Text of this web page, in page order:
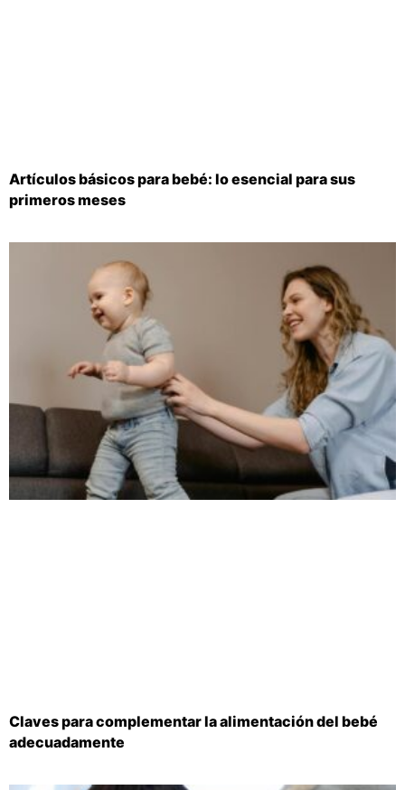
Artículos básicos para bebé: lo esencial para sus
primeros meses
Claves para complementar la alimentación del bebé
adecuadamente